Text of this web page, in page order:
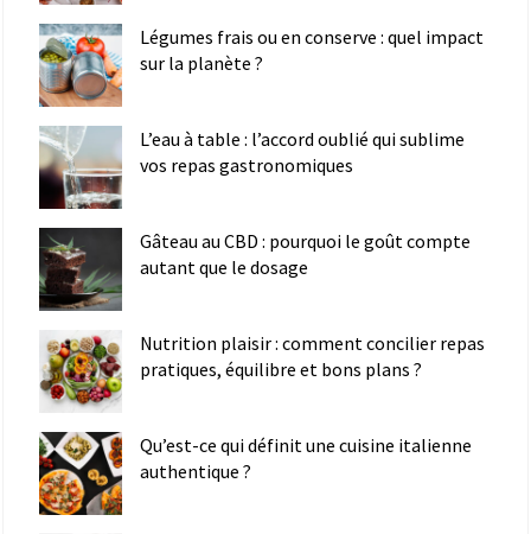
Légumes frais ou en conserve : quel impact
sur la planète ?
L’eau à table : l’accord oublié qui sublime
vos repas gastronomiques
Gâteau au CBD : pourquoi le goût compte
autant que le dosage
Nutrition plaisir : comment concilier repas
pratiques, équilibre et bons plans ?
Qu’est-ce qui définit une cuisine italienne
authentique ?